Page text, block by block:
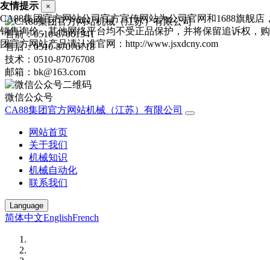
售前：0510-87061341
售后：0510-87076718
技术：0510-87076708
邮箱：bk@163.com
微信公众号
CA88集团官方网站机械（江苏）有限公司
网站首页
关于我们
机械知识
机械自动化
联系我们
Language
简体中文EnglishFrench
友情提示 ×
CA88集团官方网站公司官方宣传网站为公司官网和1688旗舰店
销售询价，其他网络平台均不受正品保护，并将保留追诉权，
团官方网站产品请认准官网：http://www.jsxdcny.com